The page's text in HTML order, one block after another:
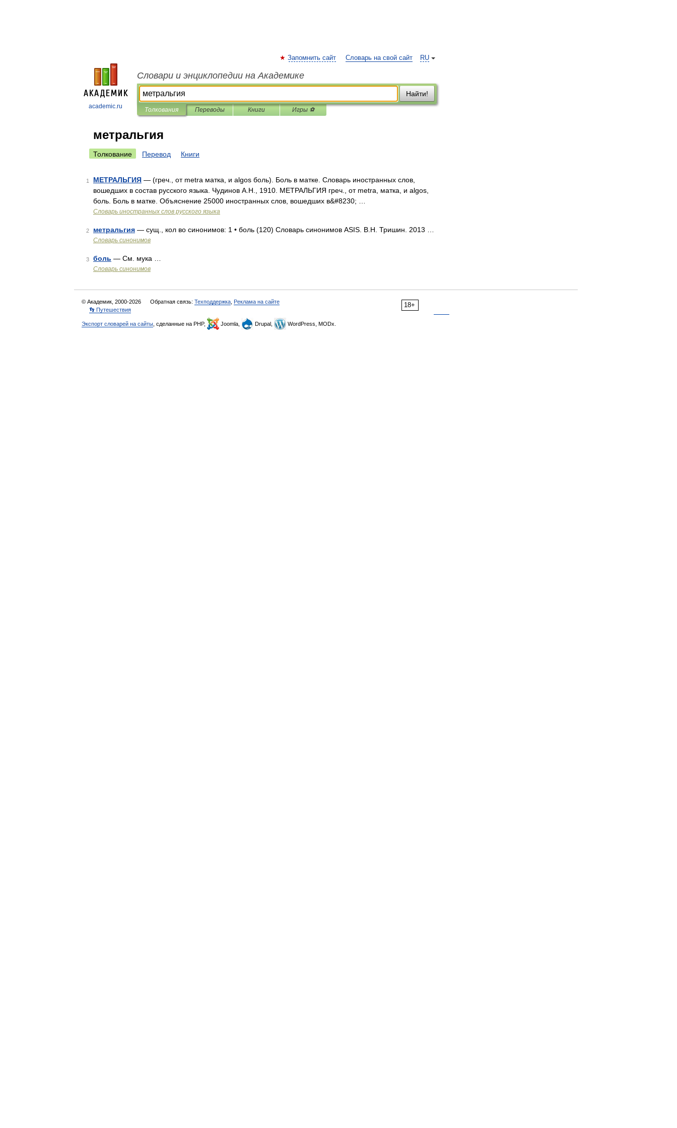
academic.ru
RU
Запомнить сайт Словарь на свой сайт
Словари и энциклопедии на Академике
Найти!
Толкования Переводы Книги Игры ⚽
метральгия
Толкование Перевод Книги
1 МЕТРАЛЬГИЯ — (греч., от metra матка, и algos боль). Боль в матке. Словарь иностранных слов,
вошедших в состав русского языка. Чудинов А.Н., 1910. МЕТРАЛЬГИЯ греч., от metra, матка, и algos,
боль. Боль в матке. Объяснение 25000 иностранных слов, вошедших в&#8230; …
Словарь иностранных слов русского языка
2 метральгия — сущ., кол во синонимов: 1 • боль (120) Словарь синонимов ASIS. В.Н. Тришин. 2013 …
Словарь синонимов
3 боль — См. мука …
Словарь синонимов
18+
© Академик, 2000-2026 Обратная связь: Техподдержка Реклама на сайте
👣 Путешествия
Экспорт словарей на сайты , сделанные на PHP, Joomla, Drupal, WordPress, MODx.